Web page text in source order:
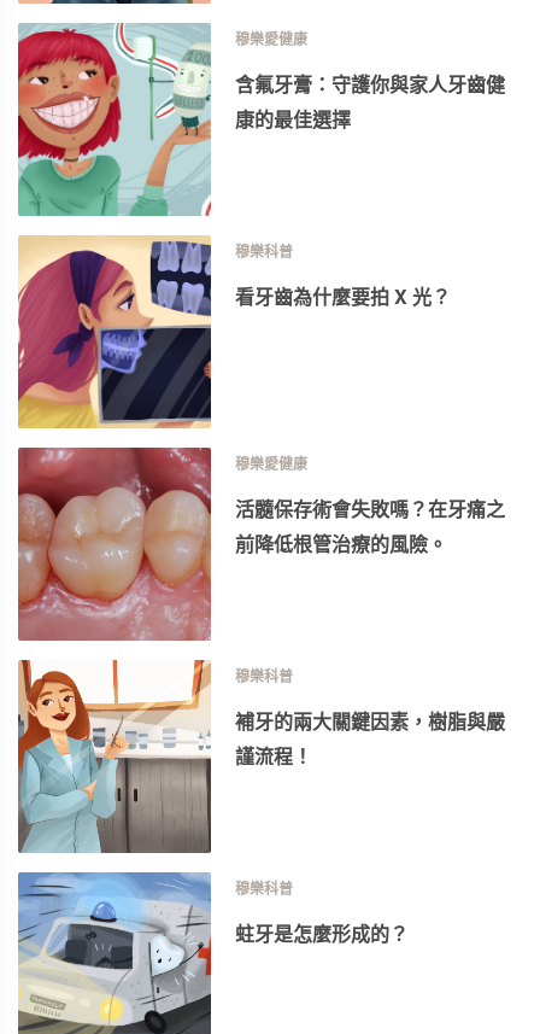
穆樂愛健康
含氟牙膏：守護你與家人牙齒健
康的最佳選擇
穆樂科普
看牙齒為什麼要拍 X 光？
穆樂愛健康
活髓保存術會失敗嗎？在牙痛之
前降低根管治療的風險。
穆樂科普
補牙的兩大關鍵因素，樹脂與嚴
謹流程！
穆樂科普
蛀牙是怎麼形成的？